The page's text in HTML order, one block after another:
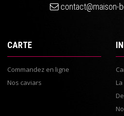
contact@maison-
CARTE
Commandez en ligne
Nos caviars